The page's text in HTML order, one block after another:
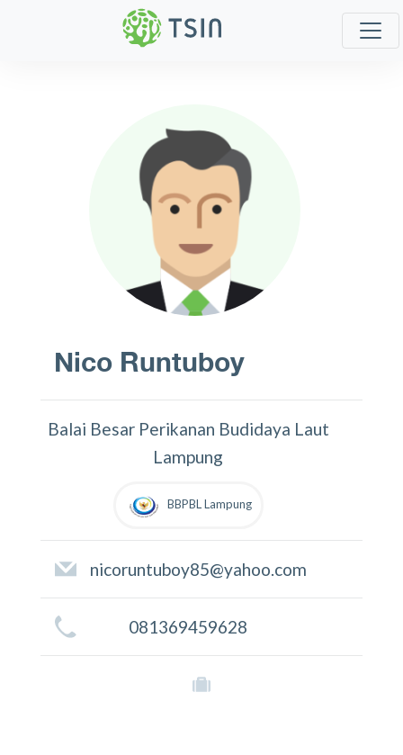
Nico Runtuboy
Balai Besar Perikanan Budidaya Laut
Lampung
BBPBL Lampung
nicoruntuboy85@yahoo.com
081369459628